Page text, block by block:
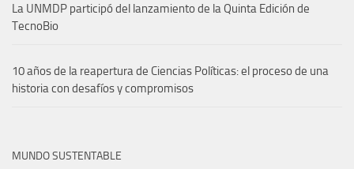
La UNMDP participó del lanzamiento de la Quinta Edición de
TecnoBio
10 años de la reapertura de Ciencias Políticas: el proceso de una
historia con desafíos y compromisos
MUNDO SUSTENTABLE